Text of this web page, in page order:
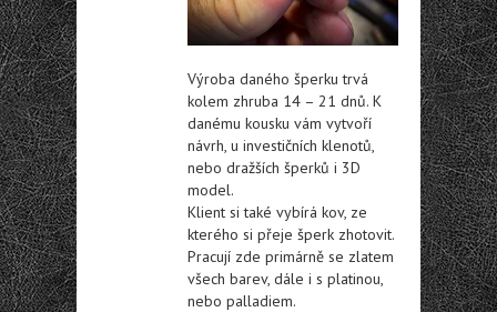
Výroba daného šperku trvá
kolem zhruba 14 – 21 dnů. K
danému kousku vám vytvoří
návrh, u investičních klenotů,
nebo dražších šperků i 3D
model.
Klient si také vybírá kov, ze
kterého si přeje šperk zhotovit.
Pracují zde primárně se zlatem
všech barev, dále i s platinou,
nebo palladiem.